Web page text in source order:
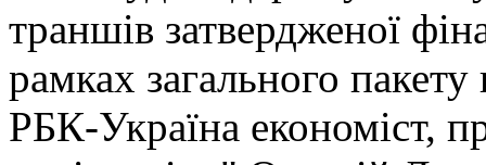
траншів затвердженої
рамках загального
РБК-Україна економіст,